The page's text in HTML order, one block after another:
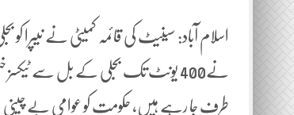
اسلام آباد: سینیٹ کی قائمہ کمیٹی نے نیپرا
نے400 یونٹ تک بجلی کے بل سے
طرف جا رہے ہیں، حکومت کو عوامی بے چینی